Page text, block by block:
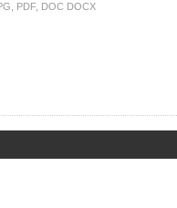
PDF, DOC DOCX